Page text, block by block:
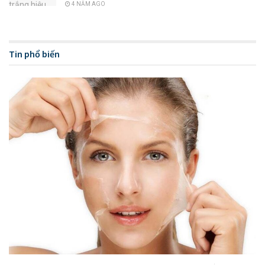
3. Viêm não do thủy đậu
Bệnh thủy đậu có thể gây biến chứng viêm màng não vô
khuẩn đến viêm não. Viêm não thường gặp ở người lớn. Nếu
mắc biến chứng này, bệnh nhân có nguy cơ tử vong lên tới 5-
20%. Ngay cả khi được cứu sống, bệnh nhân vẫn có thể để
lại di chứng nặng nề hoặc phải sống thực vật.
4. Biến chứng thủy đậu trên phụ nữ mang
Nếu mẹ mắc thủy đậu từ 5 ngày trước đến 2 ngày sau
4 NĂM AGO
Tin phổ biến